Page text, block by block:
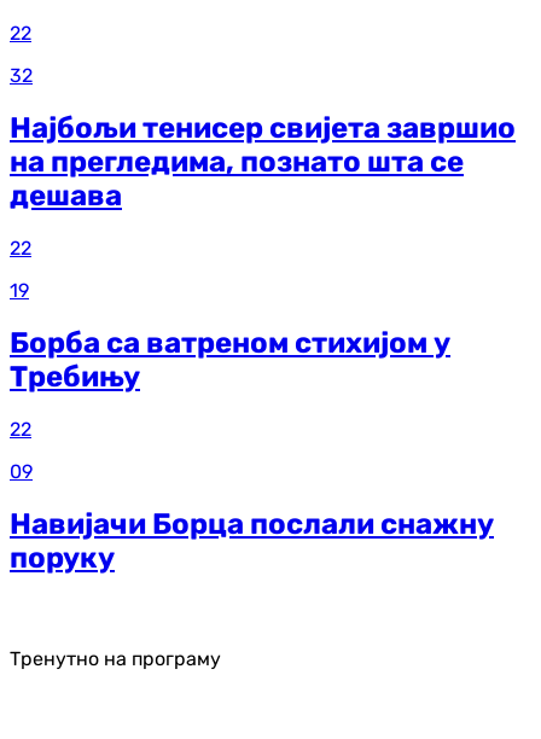
22
32
Најбољи тенисер свијета завршио
на прегледима, познато шта се
дешава
22
19
Борба са ватреном стихијом у
Требињу
22
09
Навијачи Борца послали снажну
поруку
Тренутно на програму